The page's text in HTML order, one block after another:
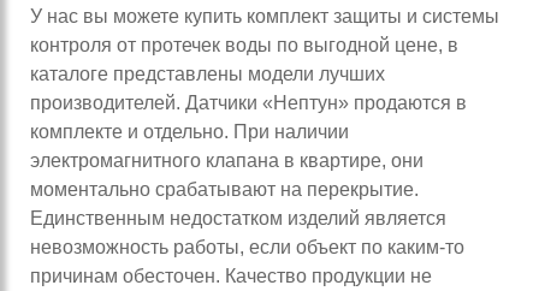
У нас вы можете купить комплект защиты и системы
контроля от протечек воды по выгодной цене, в
каталоге представлены модели лучших
производителей. Датчики «Нептун» продаются в
комплекте и отдельно. При наличии
электромагнитного клапана в квартире, они
моментально срабатывают на перекрытие.
Единственным недостатком изделий является
невозможность работы, если объект по каким-то
причинам обесточен. Качество продукции не